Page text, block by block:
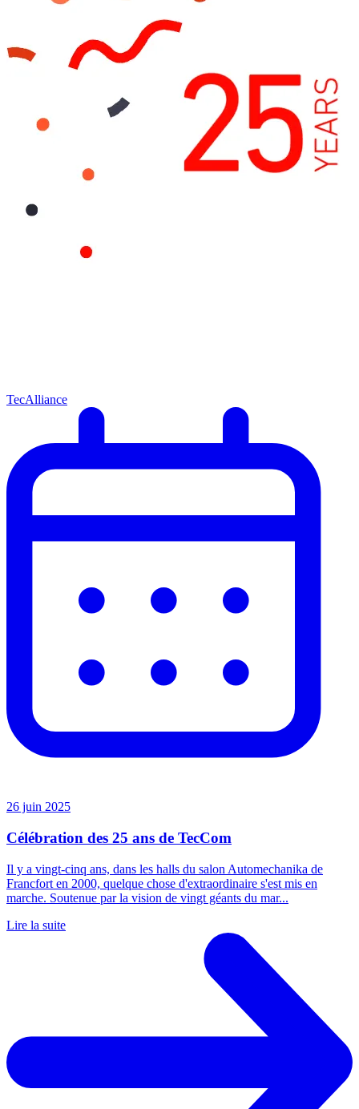
TecAlliance
26 juin 2025
Célébration des 25 ans de TecCom
Il y a vingt-cinq ans, dans les halls du salon Automechanika de
Francfort en 2000, quelque chose d'extraordinaire s'est mis en
marche. Soutenue par la vision de vingt géants du mar...
Lire la suite